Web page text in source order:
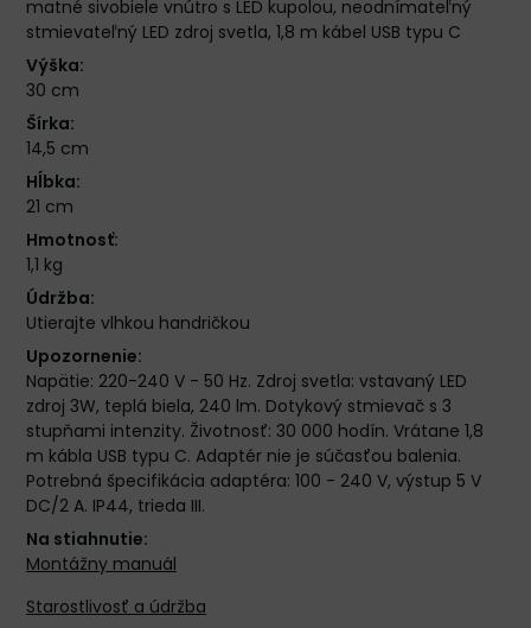
matné sivobiele vnútro s LED kupolou, neodnímateľný
stmievateľný LED zdroj svetla, 1,8 m kábel USB typu C
Výška:
30 cm
Šírka:
14,5 cm
Hĺbka:
21 cm
Hmotnosť:
1,1 kg
Údržba:
Utierajte vlhkou handričkou
Upozornenie:
Napätie: 220-240 V - 50 Hz. Zdroj svetla: vstavaný LED
zdroj 3W, teplá biela, 240 lm. Dotykový stmievač s 3
stupňami intenzity. Životnosť: 30 000 hodín. Vrátane 1,8
m kábla USB typu C. Adaptér nie je súčasťou balenia.
Potrebná špecifikácia adaptéra: 100 - 240 V, výstup 5 V
DC/2 A. IP44, trieda III.
Na stiahnutie:
Montážny manuál
Starostlivosť a údržba